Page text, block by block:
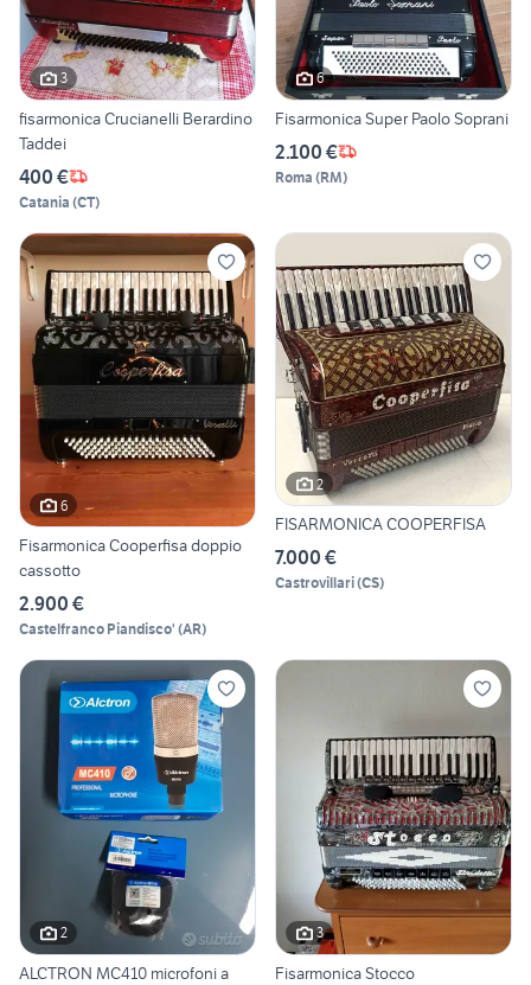
3
fisarmonica Crucianelli Berardino
Taddei
400 €
Catania (CT)
6
Fisarmonica Super Paolo Soprani
2.100 €
Roma (RM)
6
Fisarmonica Cooperfisa doppio
cassotto
2.900 €
Castelfranco Piandisco' (AR)
2
FISARMONICA COOPERFISA
7.000 €
Castrovillari(CS)
2
ALCTRON MC410 microfoni a
3
Fisarmonica Stocco